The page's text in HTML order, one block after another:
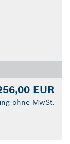
EUR
ohne MwSt.